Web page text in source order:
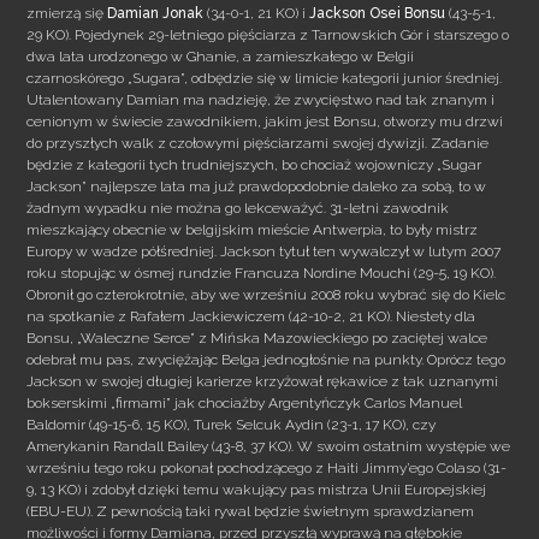
zmierzą sięDamian Jonak (34-0-1, 21 KO) iJackson Osei Bonsu (43-5-1,
29 KO). Pojedynek 29-letniego pięściarza z Tarnowskich Gór i starszego o
dwa lata urodzonego w Ghanie, a zamieszkałego w Belgii
czarnoskórego „Sugara”, odbędzie się w limicie kategorii junior średniej.
Utalentowany Damian ma nadzieję, że zwycięstwo nad tak znanym i
cenionym w świecie zawodnikiem, jakim jest Bonsu, otworzy mu drzwi
do przyszłych walk z czołowymi pięściarzami swojej dywizji. Zadanie
będzie z kategorii tych trudniejszych, bo chociaż wojowniczy „Sugar
Jackson” najlepsze lata ma już prawdopodobnie daleko za sobą, to w
żadnym wypadku nie można go lekceważyć. 31-letni zawodnik
mieszkający obecnie w belgijskim mieście Antwerpia, to były mistrz
Europy w wadze półśredniej. Jackson tytuł ten wywalczył w lutym 2007
roku stopując w ósmej rundzie Francuza Nordine Mouchi (29-5, 19 KO).
Obronił go czterokrotnie, aby we wrześniu 2008 roku wybrać się do Kielc
na spotkanie z Rafałem Jackiewiczem (42-10-2, 21 KO). Niestety dla
Bonsu, „Waleczne Serce” z Mińska Mazowieckiego po zaciętej walce
odebrał mu pas, zwyciężając Belga jednogłośnie na punkty. Oprócz tego
Jackson w swojej długiej karierze krzyżował rękawice z tak uznanymi
bokserskimi „firmami” jak chociażby Argentyńczyk Carlos Manuel
Baldomir (49-15-6, 15 KO), Turek Selcuk Aydin (23-1, 17 KO), czy
Amerykanin Randall Bailey (43-8, 37 KO). W swoim ostatnim występie we
wrześniu tego roku pokonał pochodzącego z Haiti Jimmy’ego Colaso (31-
9, 13 KO) i zdobył dzięki temu wakujący pas mistrza Unii Europejskiej
(EBU-EU). Z pewnością taki rywal będzie świetnym sprawdzianem
możliwości i formy Damiana, przed przyszłą wyprawą na głębokie